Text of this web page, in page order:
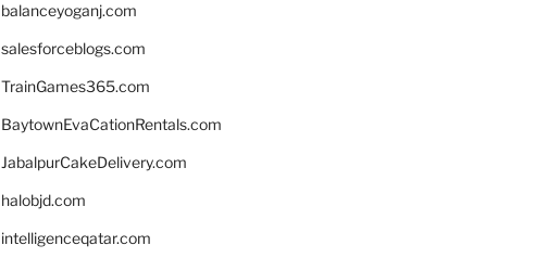
balanceyoganj.com
salesforceblogs.com
TrainGames365.com
BaytownEvaCationRentals.com
JabalpurCakeDelivery.com
halobjd.com
intelligenceqatar.com